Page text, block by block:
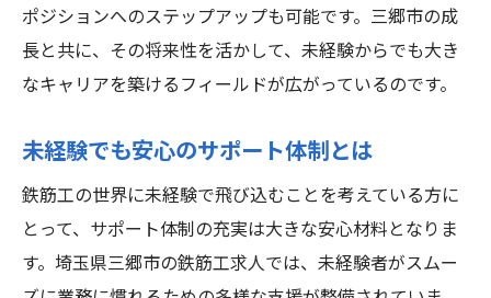
鉄筋工としてのキャリアビジョンを持つ
安定した収入を得るための条件
鉄筋工としてのやりがいと魅力
鉄筋工未経験でも安心三郷市での手に職をつけ
る好機
手に職をつけることで得られるメリット
未経験からプロフェッショナルになる道
実際に働くことで得られるスキル
ポジションへのステップアップも可能です。三郷市の成
長と共に、その将来性を活かして、未経験からでも大き
なキャリアを築けるフィールドが広がっているのです。
未経験でも安心のサポート体制とは
鉄筋工の世界に未経験で飛び込むことを考えている方に
とって、サポート体制の充実は大きな安心材料となりま
す。埼玉県三郷市の鉄筋工求人では、未経験者がスムー